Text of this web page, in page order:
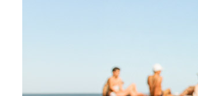
Kazettás
Légcsatornás
Klíma kiegészítők